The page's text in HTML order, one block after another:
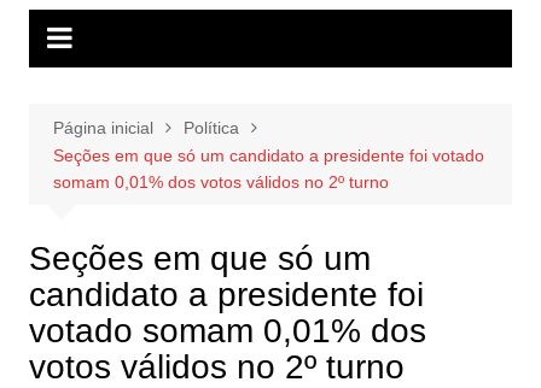
Página inicial
Política
Seções em que só um candidato a presidente foi votado
somam 0,01% dos votos válidos no 2º turno
Seções em que só um
candidato a presidente foi
votado somam 0,01% dos
votos válidos no 2º turno